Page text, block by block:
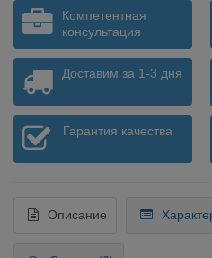
Компетентная
консультация
Доставим за 1-3 дня
Гарантия качества
Описание